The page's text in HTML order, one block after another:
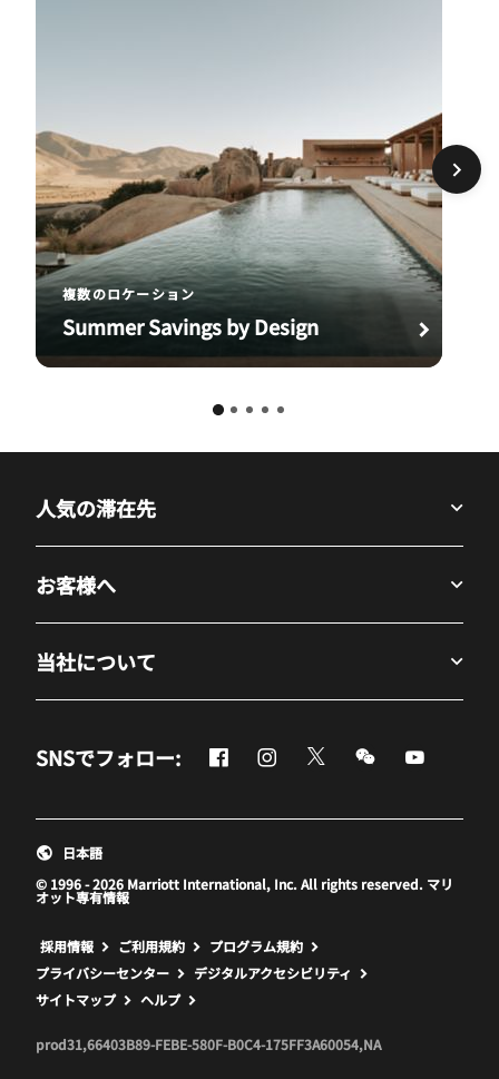
複数のロケーション
Summer Savings by Design
人気の滞在先
お客様へ
当社について
SNSでフォロー: Facebook
新しいウィンドウで開く
Instagram
新しいウィンドウで開く
Twitter
新しいウィンドウで開
Messenger
新しいウィンド
新しいウ
© 1996 - 2026 Marriott International, Inc. All rights reserved. マリ
オット専有情報
日本語
採用情報 新しいウィンドウで開く
ご利用規約
プログラム規約
プライバシーセンター
デジタルアクセシビリティ
サイトマップ
ヘルプ
prod31,66403B89-FEBE-580F-B0C4-175FF3A60054,NA